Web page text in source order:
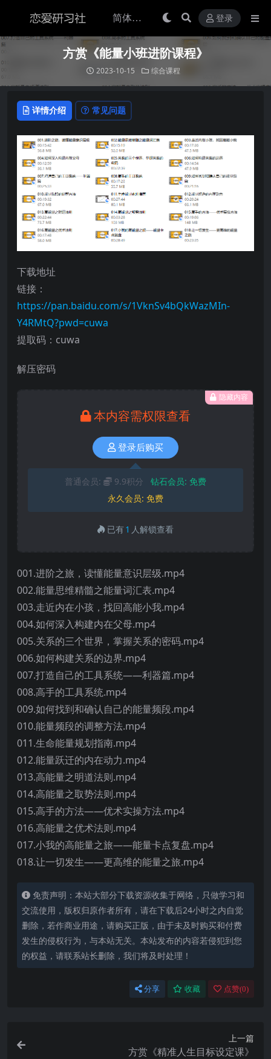
登录
方赏《能量小班进阶课程》
2023-10-15 综合课程
详情介绍 常见问题
下载地址
链接：
https://pan.baidu.com/s/1VknSv4bQkWazMIn-
Y4RMtQ?pwd=cuwa
提取码：cuwa
解压密码
隐藏内容
本内容需权限查看
登录后购买
普通会员: 9.9积分 钻石会员: 免费
永久会员: 免费
已有1 人解锁查看
001.进阶之旅，读懂能量意识层级.mp4
002.能量思维精髓之能量词汇表.mp4
003.走近内在小孩，找回高能小我.mp4
004.如何深入构建内在父母.mp4
005.关系的三个世界，掌握关系的密码.mp4
006.如何构建关系的边界.mp4
007.打造自己的工具系统——利器篇.mp4
008.高手的工具系统.mp4
009.如何找到和确认自己的能量频段.mp4
010.能量频段的调整方法.mp4
011.生命能量规划指南.mp4
012.能量跃迁的内在动力.mp4
013.高能量之明道法则.mp4
014.高能量之取势法则.mp4
015.高手的方法——优术实操方法.mp4
016.高能量之优术法则.mp4
017.小我的高能量之旅——能量卡点复盘.mp4
018.让一切发生——更高维的能量之旅.mp4
免责声明：本站大部分下载资源收集于网络，只做学习和
交流使用，版权归原作者所有，请在下载后24小时之内自觉
删除，若作商业用途，请购买正版，由于未及时购买和付费
发生的侵权行为，与本站无关。本站发布的内容若侵犯到您
的权益，请联系站长删除，我们将及时处理！
分享 收藏 点赞(0)
上一篇
方赏《精准人生目标设定课》